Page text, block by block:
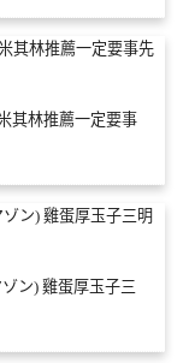
其林推薦一定要事
ゾン) 雞蛋厚玉子三